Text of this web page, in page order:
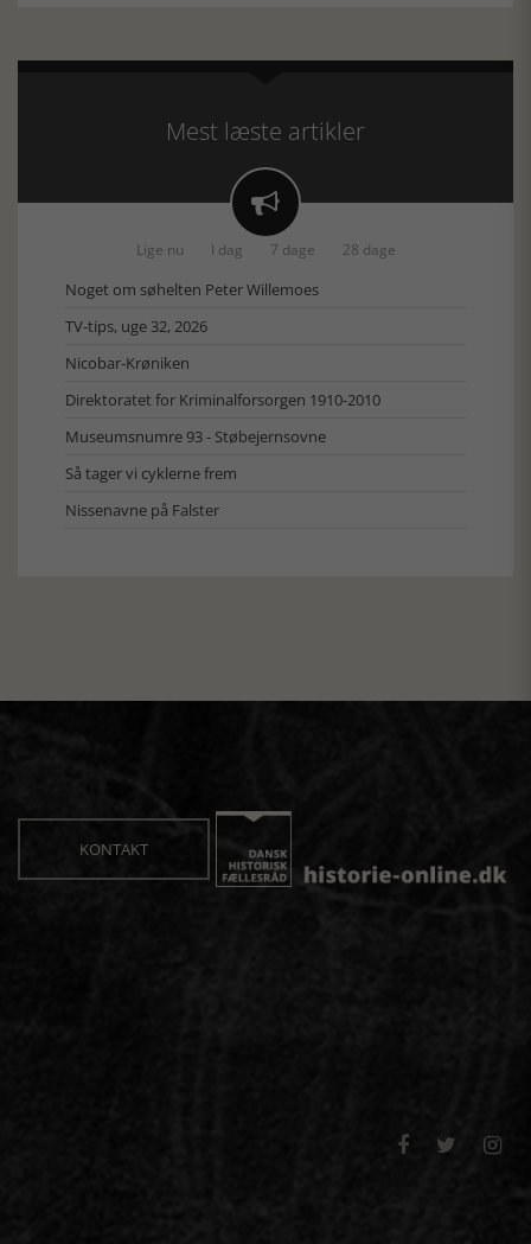
Mest læste artikler

Lige nu I dag 7 dage 28 dage
Noget om søhelten Peter Willemoes
TV-tips, uge 32, 2026
Nicobar-Krøniken
Direktoratet for Kriminalforsorgen 1910-2010
Museumsnumre 93 - Støbejernsovne
Så tager vi cyklerne frem
Nissenavne på Falster
KONTAKT
  